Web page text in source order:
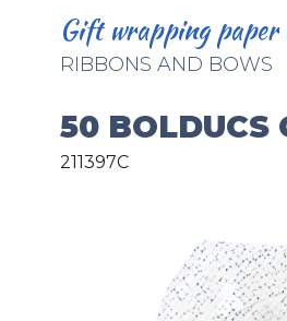
Gift wrapping paper
RIBBONS AND BOWS
50 BOLDUCS
211397C